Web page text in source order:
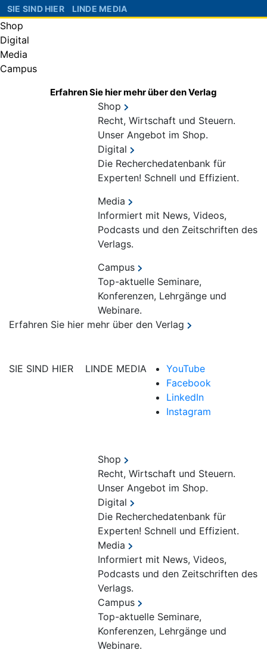
SIE SIND HIER LINDE MEDIA
Shop
Digital
Media
Campus
Erfahren Sie hier mehr über den Verlag
Shop
Recht, Wirtschaft und Steuern.
Unser Angebot im Shop.
Digital
Die Recherchedatenbank für
Experten! Schnell und Effizient.
Media
Informiert mit News, Videos,
Podcasts und den Zeitschriften des
Verlags.
Campus
Top-aktuelle Seminare,
Konferenzen, Lehrgänge und
Webinare.
Erfahren Sie hier mehr über den Verlag
SIE SIND HIER LINDE MEDIA
YouTube
Facebook
LinkedIn
Instagram
Shop
Recht, Wirtschaft und Steuern.
Unser Angebot im Shop.
Digital
Die Recherchedatenbank für
Experten! Schnell und Effizient.
Media
Informiert mit News, Videos,
Podcasts und den Zeitschriften des
Verlags.
Campus
Top-aktuelle Seminare,
Konferenzen, Lehrgänge und
Webinare.